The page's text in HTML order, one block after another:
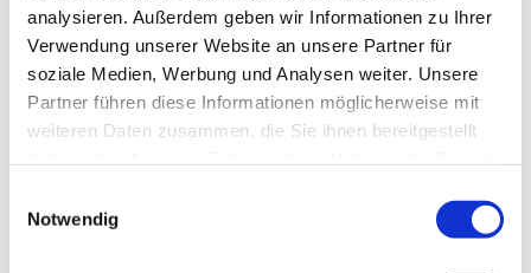
analysieren. Außerdem geben wir Informationen zu Ihrer
Verwendung unserer Website an unsere Partner für
soziale Medien, Werbung und Analysen weiter. Unsere
Partner führen diese Informationen möglicherweise mit
weiteren Daten zusammen, die Sie ihnen bereitgestellt
Notwendig